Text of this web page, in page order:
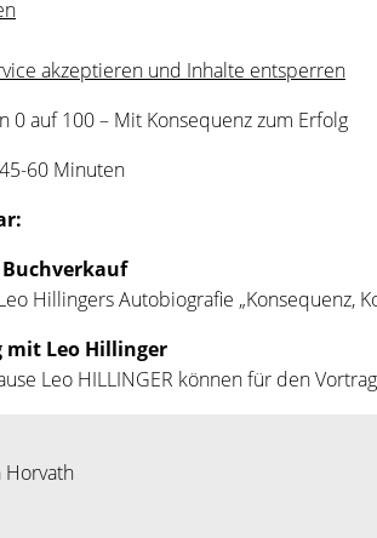
akzeptieren und Inhalte entsperren
0 auf 100 – Mit Konsequenz zum Erfolg
45-60 Minuten
Hillingers Autobiografie „Konsequenz,
mit Leo Hillinger
Leo HILLINGER können für den